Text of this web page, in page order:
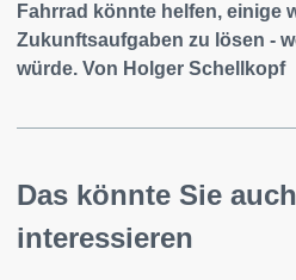
Fahrrad könnte helfen, einige
Zukunftsaufgaben zu lösen -
würde. Von Holger Schellkopf
Das könnte Sie auch
interessieren